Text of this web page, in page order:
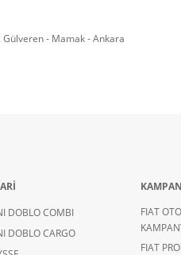
Gülveren - Mamak - Ankara
DOBLO COMBI
DOBLO CARGO
FIAT
FIAT